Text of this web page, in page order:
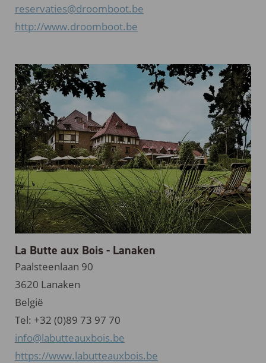
reservaties@droomboot.be
http://www.droomboot.be
La Butte aux Bois - Lanaken
Paalsteenlaan 90
3620 Lanaken
België
Tel: +32 (0)89 73 97 70
info@labutteauxbois.be
https://www.labutteauxbois.be